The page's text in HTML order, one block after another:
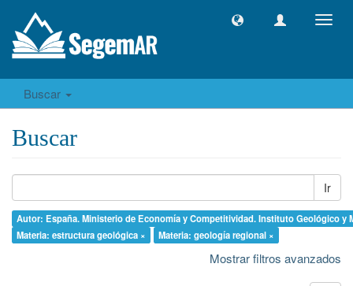
Buscar
Buscar
Ir
Autor: España. Ministerio de Economía y Competitividad. Instituto Geológico y
Materia: estructura geológica ×
Materia: geología regional ×
Mostrar filtros avanzados